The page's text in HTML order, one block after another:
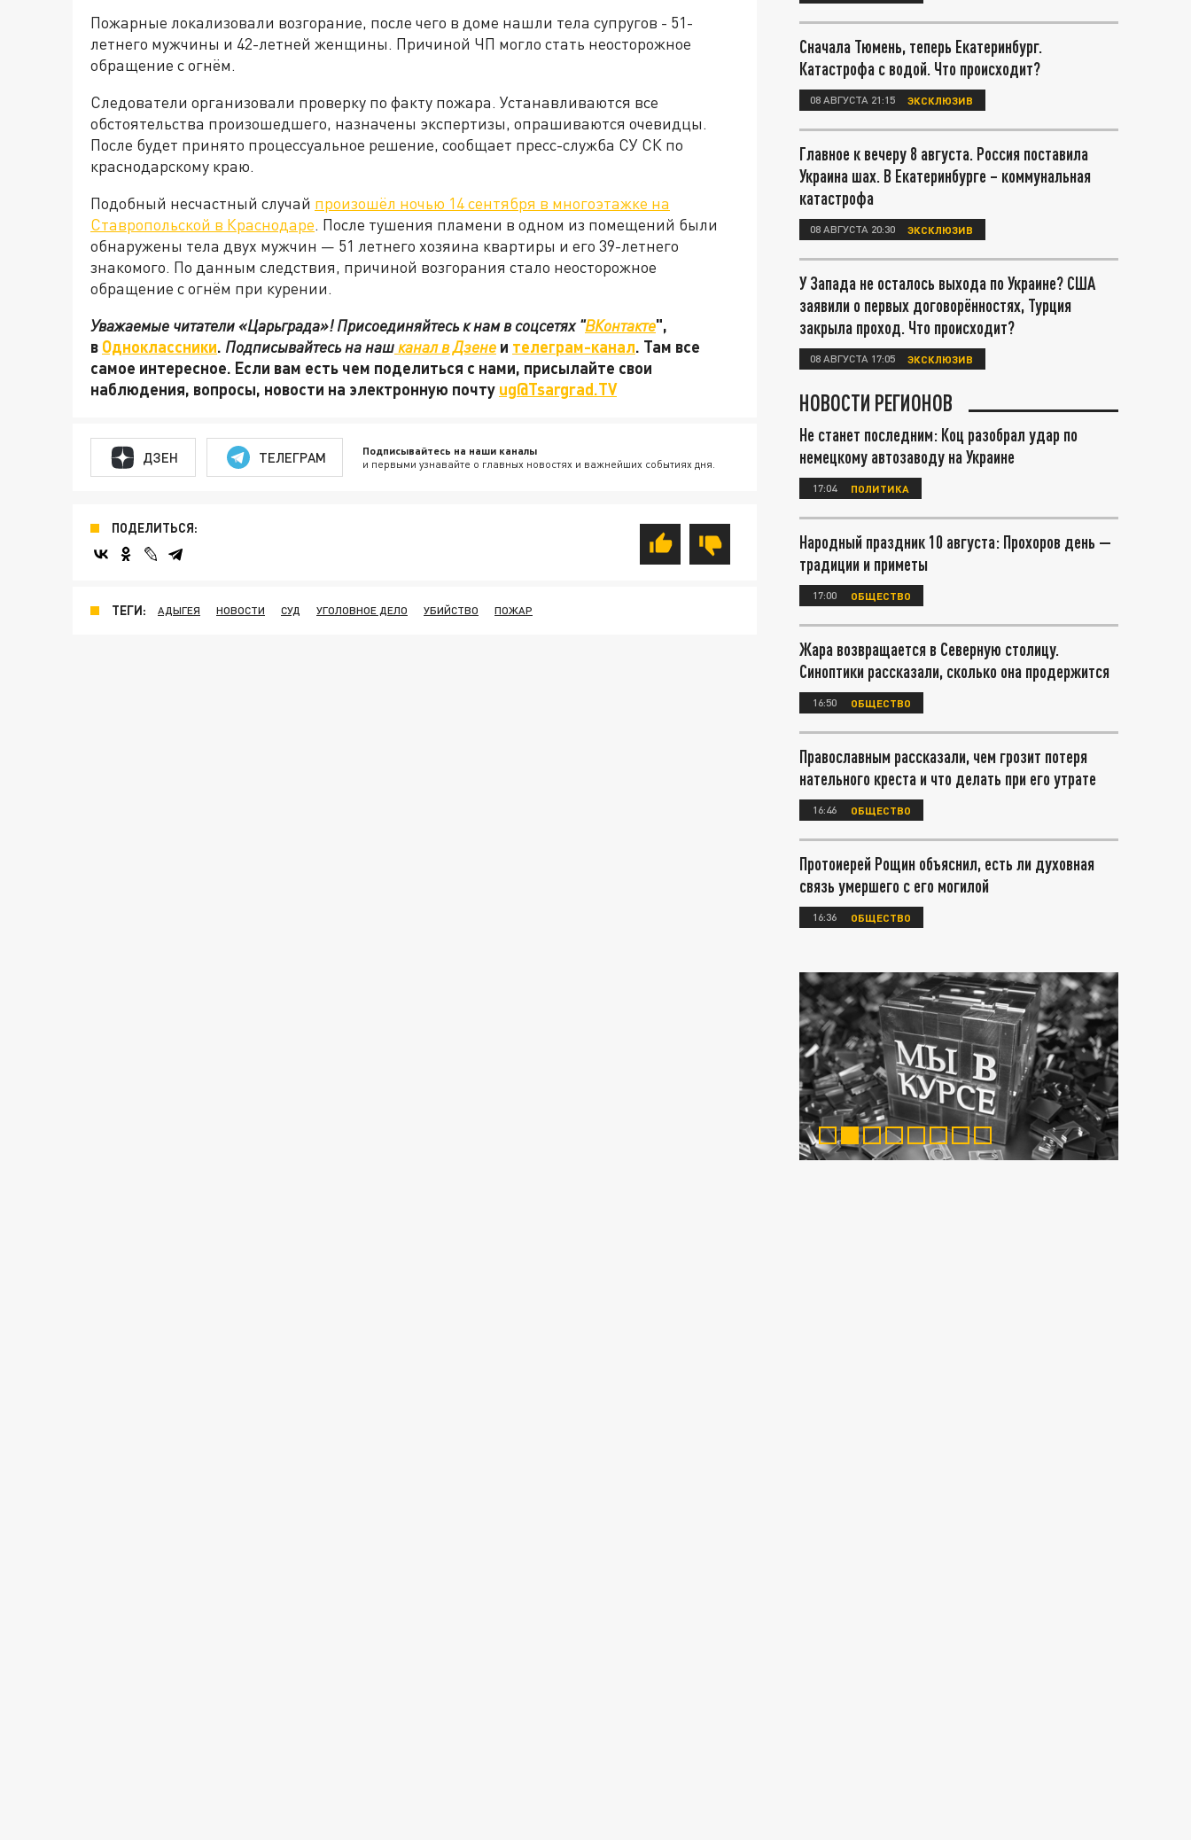
Пожарные локализовали возгорание, после чего в доме нашли тела супругов - 51-
летнего мужчины и 42-летней женщины. Причиной ЧП могло стать неосторожное
обращение с огнём.
Следователи организовали проверку по факту пожара. Устанавливаются все
обстоятельства произошедшего, назначены экспертизы, опрашиваются очевидцы.
После будет принято процессуальное решение, сообщает пресс-служба СУ СК по
краснодарскому краю.
Подобный несчастный случай произошёл ночью 14 сентября в многоэтажке на
Ставропольской в Краснодаре. После тушения пламени в одном из помещений были
обнаружены тела двух мужчин — 51 летнего хозяина квартиры и его 39-летнего
знакомого. По данным следствия, причиной возгорания стало неосторожное
обращение с огнём при курении.
Уважаемые читатели «Царьграда»! Присоединяйтесь к нам в соцсетях "ВКонтакте",
в Одноклассники. Подписывайтесь на нашканал в Дзене и телеграм-канал. Там все
самое интересное. Если вам есть чем поделиться с нами, присылайте свои
наблюдения, вопросы, новости на электронную почту ug@Tsargrad.TV
ДЗЕН ТЕЛЕГРАМ Подписывайтесь на наши каналы
и первыми узнавайте о главных новостях и важнейших событиях дня.
ПОДЕЛИТЬСЯ:
ТЕГИ: АДЫГЕЯ НОВОСТИ СУД УГОЛОВНОЕ ДЕЛО УБИЙСТВО ПОЖАР
Сначала Тюмень, теперь Екатеринбург.
Катастрофа с водой. Что происходит?
08 АВГУСТА 21:15 ЭКСКЛЮЗИВ
Главное к вечеру 8 августа. Россия поставила
Украина шах. В Екатеринбурге – коммунальная
катастрофа
08 АВГУСТА 20:30 ЭКСКЛЮЗИВ
У Запада не осталось выхода по Украине? США
заявили о первых договорённостях, Турция
закрыла проход. Что происходит?
08 АВГУСТА 17:05 ЭКСКЛЮЗИВ
НОВОСТИ РЕГИОНОВ
Не станет последним: Коц разобрал удар по
немецкому автозаводу на Украине
17:04 ПОЛИТИКА
Народный праздник 10 августа: Прохоров день —
традиции и приметы
17:00 ОБЩЕСТВО
Жара возвращается в Северную столицу.
Синоптики рассказали, сколько она продержится
16:50 ОБЩЕСТВО
Православным рассказали, чем грозит потеря
нательного креста и что делать при его утрате
16:46 ОБЩЕСТВО
Протоиерей Рощин объяснил, есть ли духовная
связь умершего с его могилой
16:36 ОБЩЕСТВО